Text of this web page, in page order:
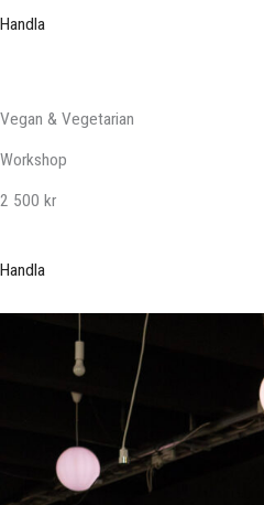
Handla
Vegan & Vegetarian
Workshop
2 500 kr
Handla